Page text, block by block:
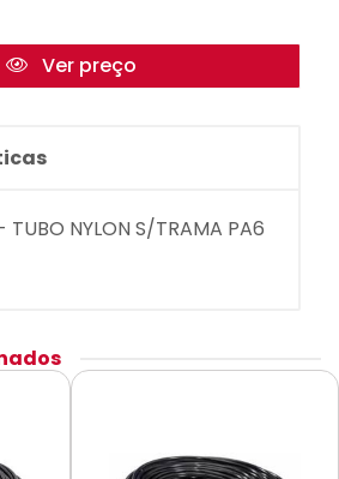
Ver preço
NYLON S/TRAMA PA6